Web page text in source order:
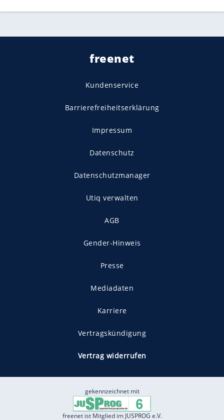
freenet
Kundenservice
Barrierefreiheitserklärung
Impressum
Datenschutz
Datenschutzmanager
Utiq verwalten
AGB
Gender-Hinweis
Presse
Mediadaten
Karriere
Vertragskündigung
Vertrag widerrufen
gekennzeichnet mit
freenet ist Mitglied im JUSPROG e.V.